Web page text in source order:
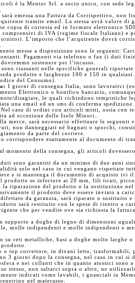
è la Mentor Srl. a socio unico, con sede
emessa una Fattura da Corrispettivo, non
tramite email. La stessa avrà valore
copia di cortesia ed in formato elettronico SDI.
di IVA (regime fiscale Italiano) e
L’importo che l’acquirente dovrà
messe a disposizione sono le seguenti:
Pagamenti via telefono o fax (i dati
sostenere per l’incasso.
riassunti nelle specifiche generali
prodotto e larghezze 100 e 150 in
del Consumo).
I giorni di consegna Italia, sono lavorativi
Elettronico o bonifico bancario,
disagiate, le quali richiedono tempistiche
una email ed un sms di conferma
caso di ordini con articoli misti, ossia con
ad eccezione delle Isole Minori..
merce, sarà necessario effettuare le seguenti
non danneggiati né bagnati o sporchi,
da parte del corriere.
esattamente al documento di
momento della consegna, gli articoli
sono garantiti da un minimo di due anni
solo nel caso in cui vengano rispettate
e si mantenga il documento di acquisto
prodotto se inferiore ai 20 mm, fili tirati,
riparazione del prodotto o la sostituzione nel
il prodotto deve essere inviato a
da garanzia, sarà riparato o sostituito
sarà restituito con le spese di rientro a
che per vendite ove sia richiesta la
supporto a doghe di legno di dimensioni uguali
molle indipendenti e molle indipendenti e
su reti metalliche, basi a doghe molto larghe
o top correttore, in divani letto,
3 giorni dopo la consegna, nel caso in cui
e nei collanti che in quanto atossici sono a
stesso, non saltarci sopra o altro, ne
indicati come lavabili, i guanciali in
nel materasso.